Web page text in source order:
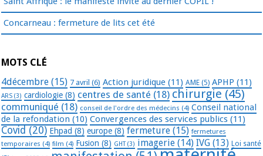
Concarneau : fermeture de lits cet été
MOTS CLÉ
4décembre (15) 7 avril (6) Action juridique (11) AME (5) APHP (11)
ARS (3) cardiologie (8) centres de santé (18) chirurgie (45)
communiqué (18) conseil de l'ordre des médecins (4) Conseil national
de la refondation (10) Convergences des services publics (11)
Covid (20) Ehpad (8) europe (8) fermeture (15) fermetures
temporaires (4) film (4) Fusion (8) GHT(3) imagerie (14) IVG (13) Loi santé